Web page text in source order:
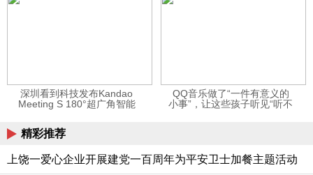
深圳看到科技发布Kandao
Meeting S 180°超广角智能
QQ音乐做了“一件有意义的
小事”，让这些孩子听见“听不
精彩推荐
上饶一爱心企业开展建党一百周年为平安卫士加餐主题活动